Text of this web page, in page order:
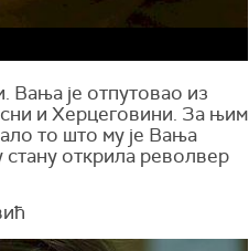
Вања је отпутовао из
и Херцеговини. За њим
то што му је Вања
стану открила револвер